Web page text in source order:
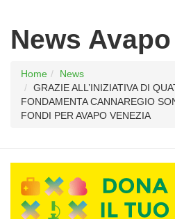
News
Home
News
GRAZIE ALL’INIZIATIVA DI
FONDAMENTA CANNAREGIO
FONDI PER AVAPO VENEZIA